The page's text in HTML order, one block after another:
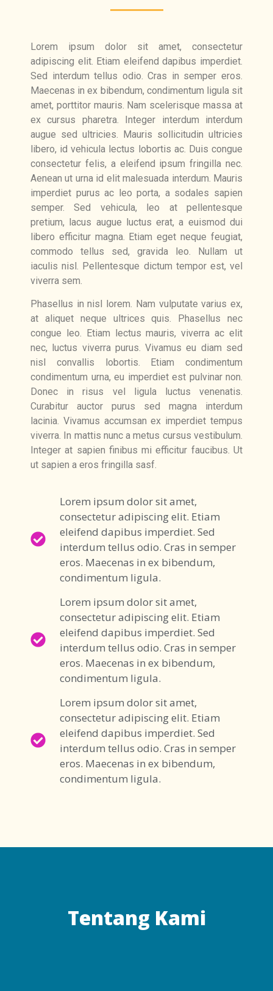
Lorem ipsum dolor sit amet, consectetur
adipiscing elit. Etiam eleifend dapibus imperdiet.
Sed interdum tellus odio. Cras in semper eros.
Maecenas in ex bibendum, condimentum ligula sit
amet, porttitor mauris. Nam scelerisque massa at
ex cursus pharetra. Integer interdum interdum
augue sed ultricies. Mauris sollicitudin ultricies
libero, id vehicula lectus lobortis ac. Duis congue
consectetur felis, a eleifend ipsum fringilla nec.
Aenean ut urna id elit malesuada interdum. Mauris
imperdiet purus ac leo porta, a sodales sapien
semper. Sed vehicula, leo at pellentesque
pretium, lacus augue luctus erat, a euismod dui
libero efficitur magna. Etiam eget neque feugiat,
commodo tellus sed, gravida leo. Nullam ut
iaculis nisl. Pellentesque dictum tempor est, vel
viverra sem.
Phasellus in nisl lorem. Nam vulputate varius ex,
at aliquet neque ultrices quis. Phasellus nec
congue leo. Etiam lectus mauris, viverra ac elit
nec, luctus viverra purus. Vivamus eu diam sed
nisl convallis lobortis. Etiam condimentum
condimentum urna, eu imperdiet est pulvinar non.
Donec in risus vel ligula luctus venenatis.
Curabitur auctor purus sed magna interdum
lacinia. Vivamus accumsan ex imperdiet tempus
viverra. In mattis nunc a metus cursus vestibulum.
Integer at sapien finibus mi efficitur faucibus. Ut
ut sapien a eros fringilla sasf.
Lorem ipsum dolor sit amet,
consectetur adipiscing elit. Etiam
eleifend dapibus imperdiet. Sed
interdum tellus odio. Cras in semper
eros. Maecenas in ex bibendum,
condimentum ligula.
Lorem ipsum dolor sit amet,
consectetur adipiscing elit. Etiam
eleifend dapibus imperdiet. Sed
interdum tellus odio. Cras in semper
eros. Maecenas in ex bibendum,
condimentum ligula.
Lorem ipsum dolor sit amet,
consectetur adipiscing elit. Etiam
eleifend dapibus imperdiet. Sed
interdum tellus odio. Cras in semper
eros. Maecenas in ex bibendum,
condimentum ligula.
Tentang Kami